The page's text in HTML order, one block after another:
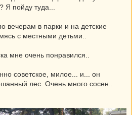
Я пойду туда...
вечерам в парки и на детские
с местными детьми..
мне очень понравился..
советское, милое... и... он
лес. Очень много сосен..